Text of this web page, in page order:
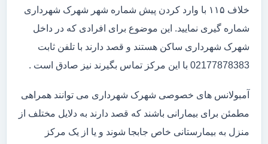
خلاف ۱۱۵ با وارد کردن پیش شماره شهر شهرک شهرداری
شماره گیری نمایید. این موضوع برای افرادی که در داخل
شهرک شهرداری ساکن هستند و قصد دارند با تلفن ثابت
02177878383 با این مرکز تماس بگیرند نیز صادق است .
آمبولانس های خصوصی شهرک شهرداری می توانند همراهی
مطمئن برای بیمارانی باشند که قصد دارند به دلایل مختلف از
منزل به بیمارستانی خاص جابجا شوند و یا از یک مرکز